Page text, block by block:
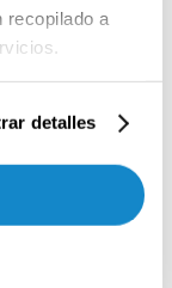
recopilado a
detalles